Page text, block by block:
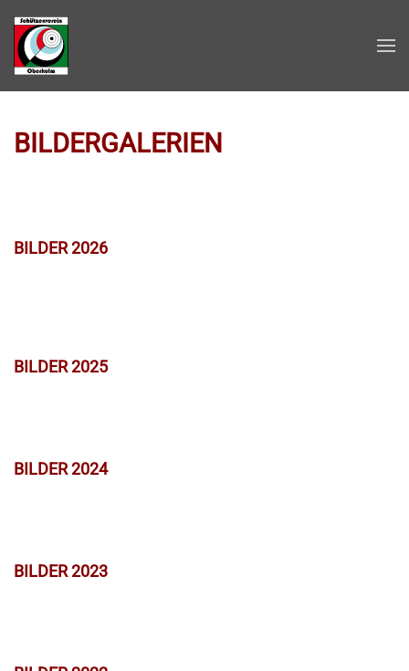
Zum Hauptinhalt springen
BILDERGALERIEN
BILDER 2026
BILDER 2025
BILDER 2024
BILDER 2023